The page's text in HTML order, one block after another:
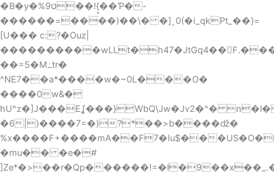
�B�y�%ט9��!{͈��Ƥ�-
������=����)��\� �]ˬ0(�i_qkPt_��}=
[U��� c:?�Ouz|
��=5�M߸tr�
^NE7��a*����w�~0L���O�
����0w&�
hU^z�]J���Eʆ���}WbQ\Jw�Jv2�^�
�6|)����7=�)?*��>b����ǆ�
%x����F+����mA��F7�Iu$��
�mu�� �e�#
]Ze*�>��r�Qp�